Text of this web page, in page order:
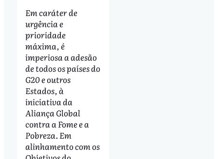
Em caráter de
urgência e
prioridade
máxima, é
imperiosa a adesão
de todos os países do
G20 e outros
Estados, à
iniciativa da
Aliança Global
contra a Fome e a
Pobreza. Em
alinhamento com os